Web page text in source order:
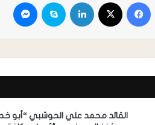
القائد محمد علي الحوشبي “أبو